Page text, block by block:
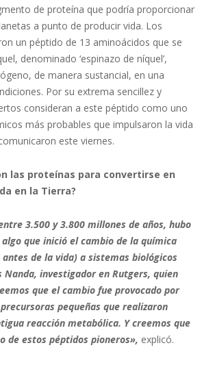
de proteína que podría proporcionar
a punto de producir vida. Los
un péptido de 13 aminoácidos que se
denominado ‘espinazo de níquel’,
de manera sustancial, en una
Por su extrema sencillez y
consideran a este péptido como uno
más probables que impulsaron la vida
este viernes.
las proteínas para convertirse en
en la Tierra?
3.500 y 3.800 millones de años, hubo
que inició el cambio de la química
de la vida) a sistemas biológicos
Nanda, investigador en Rutgers, quien
que el cambio fue provocado por
pequeñas que realizaron
reacción metabólica. Y creemos que
de estos péptidos pioneros», explicó.